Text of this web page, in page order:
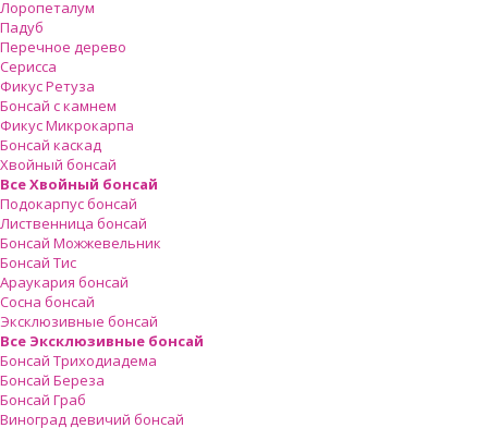
Лоропеталум
Падуб
Перечное дерево
Серисса
Фикус Ретуза
Бонсай с камнем
Фикус Микрокарпа
Бонсай каскад
Хвойный бонсай
Все Хвойный бонсай
Подокарпус бонсай
Лиственница бонсай
Бонсай Можжевельник
Бонсай Тис
Араукария бонсай
Сосна бонсай
Эксклюзивные бонсай
Все Эксклюзивные бонсай
Бонсай Триходиадема
Бонсай Береза
Бонсай Граб
Виноград девичий бонсай